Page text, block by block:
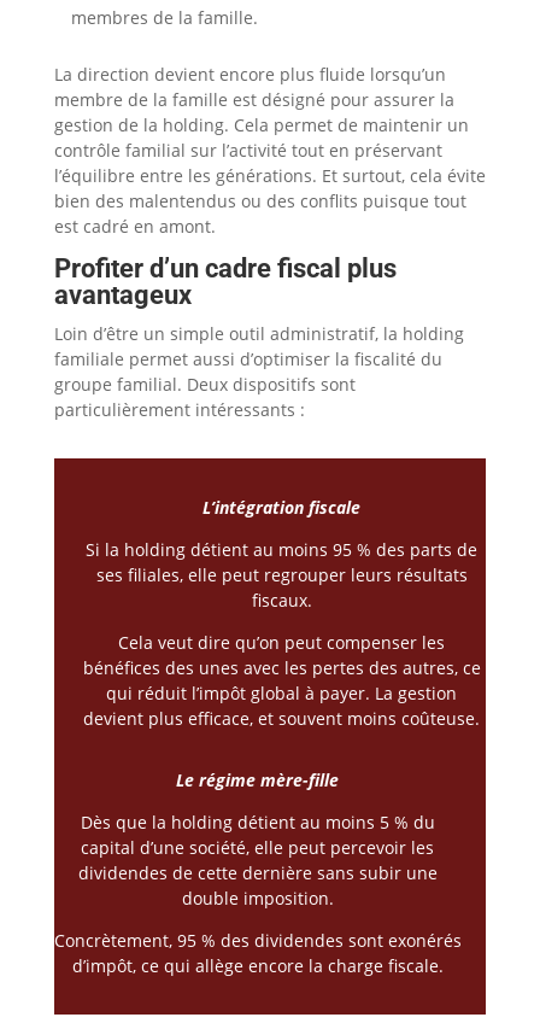
membres de la famille.
La direction devient encore plus fluide lorsqu’un
membre de la famille est désigné pour assurer la
gestion de la holding. Cela permet de maintenir un
contrôle familial sur l’activité tout en préservant
l’équilibre entre les générations. Et surtout, cela évite
bien des malentendus ou des conflits puisque tout
est cadré en amont.
Profiter d’un cadre fiscal plus
avantageux
Loin d’être un simple outil administratif, la holding
familiale permet aussi d’optimiser la fiscalité du
groupe familial. Deux dispositifs sont
particulièrement intéressants :
L’intégration fiscale
Si la holding détient au moins 95 % des parts de
ses filiales, elle peut regrouper leurs résultats
fiscaux.
Cela veut dire qu’on peut compenser les
bénéfices des unes avec les pertes des autres, ce
qui réduit l’impôt global à payer. La gestion
devient plus efficace, et souvent moins coûteuse.
Le régime mère-fille
Dès que la holding détient au moins 5 % du
capital d’une société, elle peut percevoir les
dividendes de cette dernière sans subir une
double imposition.
Concrètement, 95 % des dividendes sont exonérés
d’impôt, ce qui allège encore la charge fiscale.